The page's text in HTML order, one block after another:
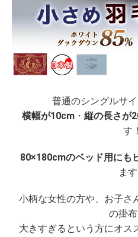
普通のシングルサイ
横幅が10cm ・ 縦の長さが
す！
80×180cmのベッド用にも
ます
小柄な女性の方や、お子さ
の掛
大きすぎるという方にオス